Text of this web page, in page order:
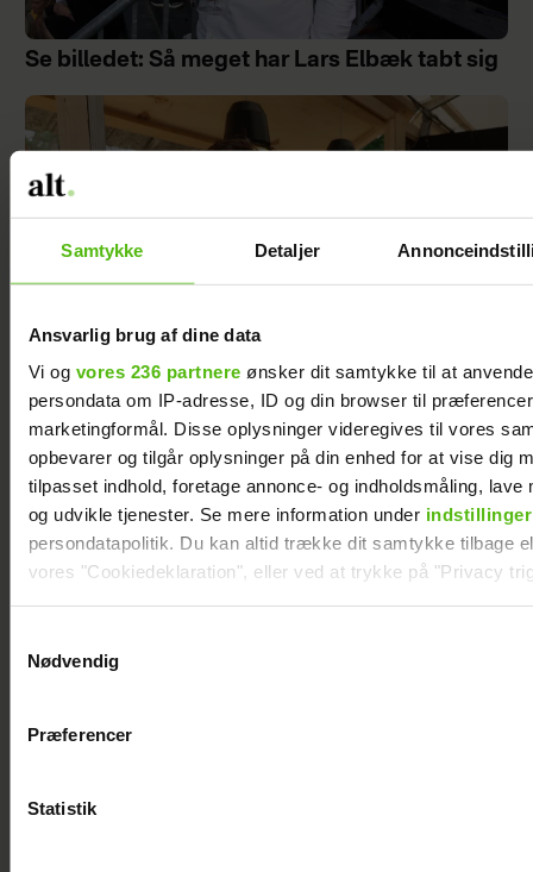
Samtykke Detaljer
Ansvarlig brug af dine data
Vi og vores 236 partnere ønsker dit samtykke til at
persondata om IP-adresse, ID og din browser til
marketingformål. Disse oplysninger videregives til vores
opbevarer og tilgår oplysninger på din enhed for at vise dig
tilpasset indhold, foretage annonce- og indholdsmåling, lave
og udvikle tjenester. Se mere information under indstillinger
persondatapolitik. Du kan altid trække dit samtykke tilbage
vores "Cookiedeklaration", eller ved at trykke på "Privacy
Vi anvender egne cookies og cookies fra tredjeparter til at
generere statistik og huske dine præferencer samt til brug
Nødvendig
Præferencer
Statistik
Se billedet: Så meget har Lars Elbæk tabt sig
Mie og Anders nyder hinanden på Smukfest:
Forløseligt og skønt